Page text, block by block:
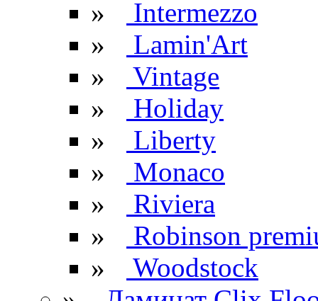
»
Intermezzo
»
Lamin'Art
»
Vintage
»
Holiday
»
Liberty
»
Monaco
»
Riviera
»
Robinson
»
Woodstock